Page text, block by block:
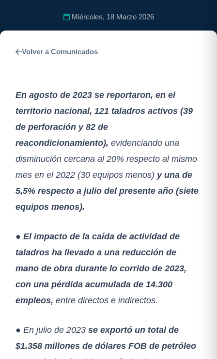
Miércoles, 18 Marzo 2026
Volver a Comunicados
En agosto de 2023 se reportaron, en el
territorio nacional, 121 taladros activos (39
de perforación y 82 de
reacondicionamiento), evidenciando una
disminución cercana al 20% respecto al mismo
mes en el 2022 (30 equipos menos) y una de
5,5% respecto a julio del presente año (siete
equipos menos).
● El impacto de la caída de actividad de
taladros ha llevado a una reducción de
mano de obra durante lo corrido de 2023,
con una pérdida acumulada de 14.300
empleos, entre directos e indirectos.
● En julio de 2023 se exportó un total de
$1.358 millones de dólares FOB de petróleo